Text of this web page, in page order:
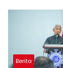
Berita